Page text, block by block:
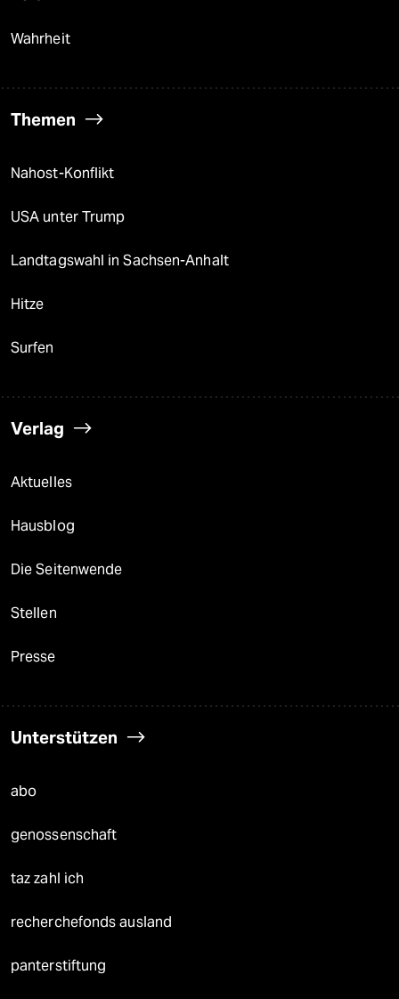
Wahrheit
Themen
Nahost-Konflikt
USA unter Trump
Landtagswahl in Sachsen-Anhalt
Hitze
Surfen
Verlag
Aktuelles
Hausblog
Die Seitenwende
Stellen
Presse
Unterstützen
abo
genossenschaft
taz zahl ich
recherchefonds ausland
panterstiftung